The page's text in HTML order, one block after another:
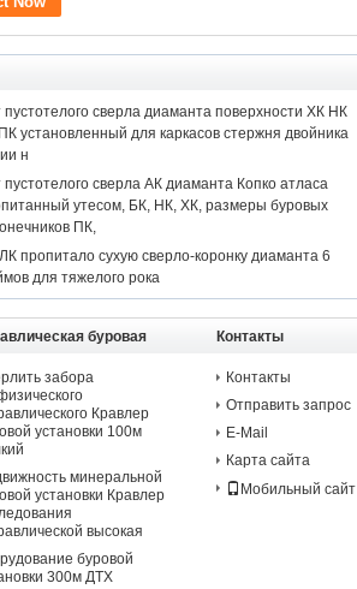
пустотелого сверла диаманта поверхности ХК НК
установленный для каркасов стержня двойника
н
пустотелого сверла АК диаманта Копко атласа
утесом, БК, НК, ХК, размеры буровых
ПК,
пропитало сухую сверло-коронку диаманта 6
для тяжелого рока
буровая
забора
Кравлер
установки 100м
минеральной
установки Кравлер
высокая
буровой
300м ДТХ
Контакты
Контакты
Отправить запрос
E-Mail
Карта сайта
Мобильный сайт